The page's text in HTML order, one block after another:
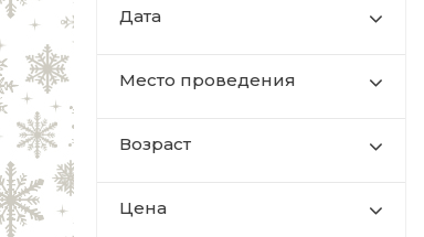
Дата
Место проведения
Возраст
Цена